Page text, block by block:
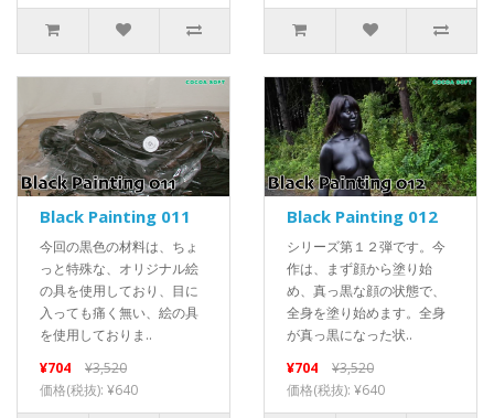
Black Painting 011
今回の黒色の材料は、ちょ
っと特殊な、オリジナル絵
の具を使用しており、目に
入っても痛く無い、絵の具
を使用しておりま..
¥704
¥3,520
価格(税抜): ¥640
Black Painting 012
シリーズ第１２弾です。今
作は、まず顔から塗り始
め、真っ黒な顔の状態で、
全身を塗り始めます。全身
が真っ黒になった状..
¥704
¥3,520
価格(税抜): ¥640